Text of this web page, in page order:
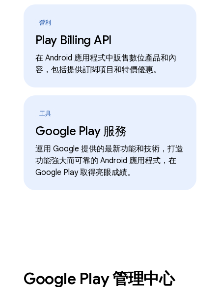
營利
Play Billing API
在 Android 應用程式中販售數位產品和內
容，包括提供訂閱項目和特價優惠。
工具
Google Play 服務
運用 Google 提供的最新功能和技術，打造
功能強大而可靠的 Android 應用程式，在
Google Play 取得亮眼成績。
Google Play 管理中心